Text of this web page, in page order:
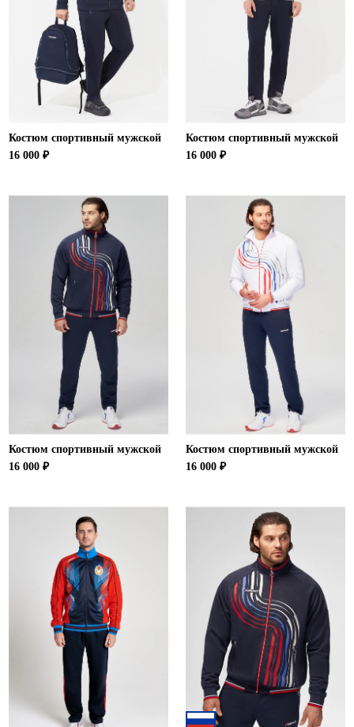
Костюм спортивный мужской
16 000 ₽
Костюм спортивный мужской
16 000 ₽
Костюм спортивный мужской
16 000 ₽
Костюм спортивный мужской
16 000 ₽